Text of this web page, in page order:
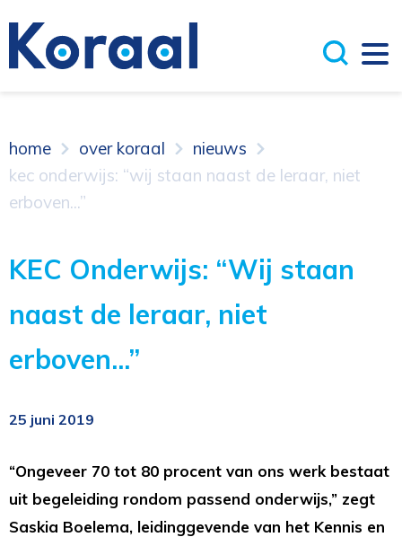
home over koraal
nieuws
kec onderwijs: “wij staan naast de leraar, niet
erboven...”
KEC Onderwijs: “Wij staan
naast de leraar, niet
erboven...”
25 juni 2019
“Ongeveer 70 tot 80 procent van ons werk bestaat
uit begeleiding rondom passend onderwijs,” zegt
Saskia Boelema, leidinggevende van het Kennis en